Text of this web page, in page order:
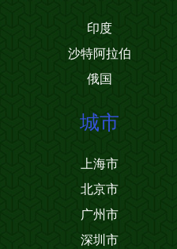
印度
沙特阿拉伯
俄国
城市
上海市
北京市
广州市
深圳市